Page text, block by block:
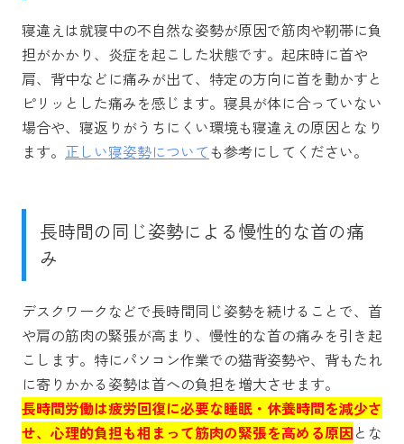
寝違えは就寝中の不自然な姿勢が原因で筋肉や靭帯に負
担がかかり、炎症を起こした状態です。起床時に首や
肩、背中などに痛みが出て、特定の方向に首を動かすと
ピリッとした痛みを感じます。寝具が体に合っていない
場合や、寝返りがうちにくい環境も寝違えの原因となり
ます。 正しい寝姿勢についても参考にしてください。
長時間の同じ姿勢による慢性的な首の痛
み
デスクワークなどで長時間同じ姿勢を続けることで、首
や肩の筋肉の緊張が高まり、慢性的な首の痛みを引き起
こします。特にパソコン作業での猫背姿勢や、背もたれ
に寄りかかる姿勢は首への負担を増大させます。
長時間労働は疲労回復に必要な睡眠・休養時間を減少さ
せ、心理的負担も相まって筋肉の緊張を高める原因とな